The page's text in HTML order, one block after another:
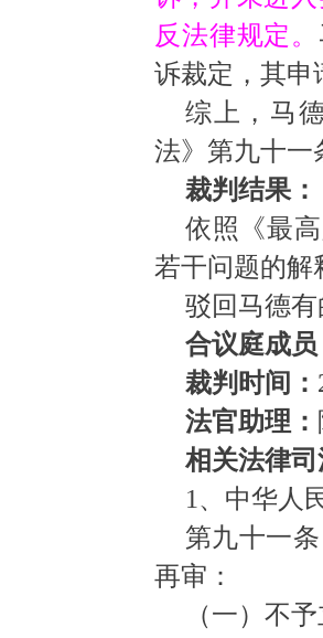
反法律规定。
诉裁定，其申
综上，马
法》第九十一
裁判结果：
依照《最
若干问题的解
驳回马德
合议庭成员
裁判时间：
法官助理：
相关法律
1、中华人
第九十一条
再审：
（一）不